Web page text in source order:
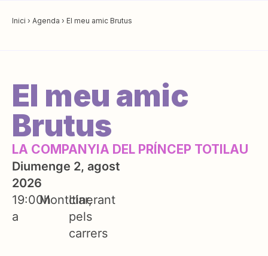
Inici › Agenda › El meu amic Brutus
El meu amic
Brutus
LA COMPANYIA DEL PRÍNCEP TOTILAU
Diumenge 2, agost
2026
19:00h
a
MontclarItinerant
pels
carrers